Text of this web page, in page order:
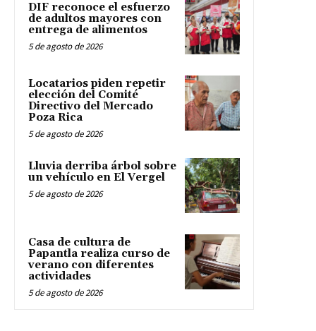
DIF reconoce el esfuerzo
de adultos mayores con
entrega de alimentos
5 de agosto de 2026
Locatarios piden repetir
elección del Comité
Directivo del Mercado
Poza Rica
5 de agosto de 2026
Lluvia derriba árbol sobre
un vehículo en El Vergel
5 de agosto de 2026
Casa de cultura de
Papantla realiza curso de
verano con diferentes
actividades
5 de agosto de 2026